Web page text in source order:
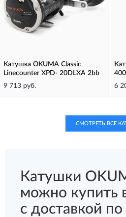
Катушка OKUMA Classic
Linecounter XPD- 20DLXA 2bb
9 713 руб.
6
СМОТРЕТЬ ВСЕ
Катушки
можно купить
с доставкой по